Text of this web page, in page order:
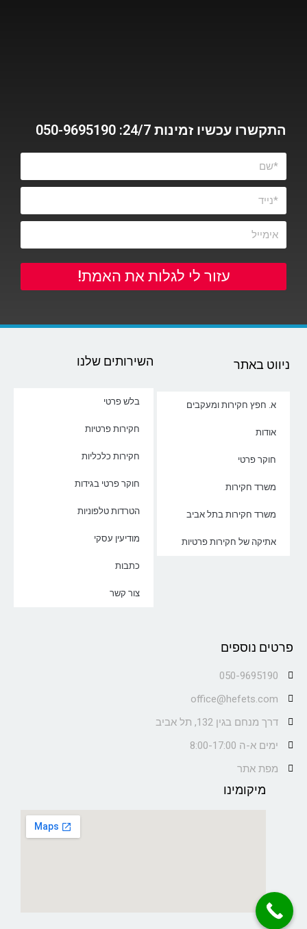
התקשרו עכשיו זמינות 24/7: 050-9695190
עזור לי לגלות את האמת!
ניווט באתר
א. חפץ חקירות ומעקבים
אודות
חוקר פרטי
משרד חקירות
משרד חקירות בתל אביב
אתיקה של חקירות פרטיות
השירותים שלנו
בלש פרטי
חקירות פרטיות
חקירות כלכליות
חוקר פרטי בגידות
הטרדות טלפוניות
מודיעין עסקי
כתבות
צור קשר
פרטים נוספים
050-9695190
office@hefets.com
דרך מנחם בגין 132, תל אביב
ימים א-ה 8:00-17:00
מפת אתר
מיקומינו